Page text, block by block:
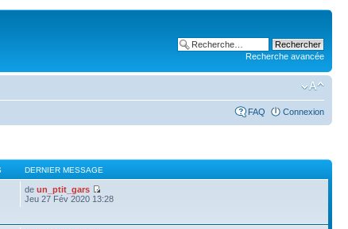
Recherche avancée
FAQ Connexion
DERNIER MESSAGE
deun_ptit_gars
Jeu 27 Fév 2020 13:28